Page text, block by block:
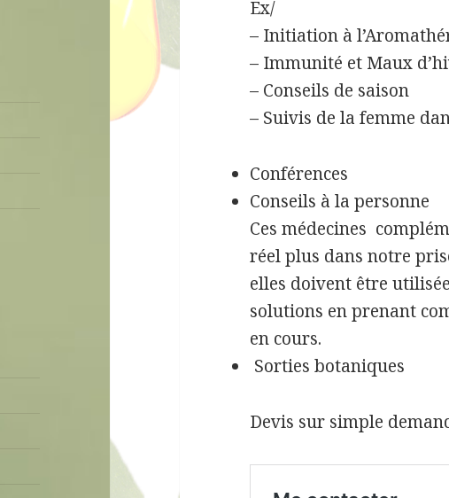
Ex/
– Initiation à
– Immunité et Maux
– Conseils de saison
– Suivis de la femme
Conférences
Conseils à la personne
Ces médecines
réel plus dans notre
elles doivent être
solutions en prenant
en cours.
Sorties botaniques
Devis sur simple